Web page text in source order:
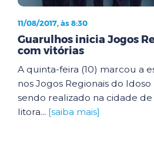
11/08/2017, às 8:30
Guarulhos inicia Jogos
com vitórias
A quinta-feira (10) marcou a
nos Jogos Regionais do Idoso
sendo realizado na cidade de
litora... [saiba mais]